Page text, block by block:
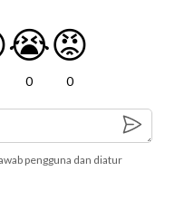
😭
0
😡
0
pengguna dan diatur